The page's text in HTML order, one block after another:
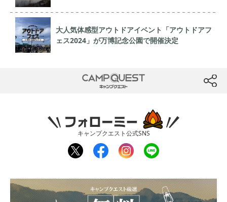
大人気体感型アウトドアイベント「アウトドアフ
ェス2024」が万博記念公園で開催決定
btn
CAMP QUEST
キャンプクエスト公式SNS
twit
ter
fac
ebo
inst
agr
line